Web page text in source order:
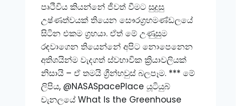
පෘථිවිය කියන්නේ ජීවත් වීමට සුදුසු
උෂ්ණත්වයක් තියෙන සෞරග්‍රහමණ්ඩලයේ
සිටින එකම ග්‍රහයා. ඒත් මේ උණුසුම
රඳවාගෙන තියෙන්නේ අපිට නොපෙනෙන
අතිශයින්ම වැදගත් ස්වභාවික ක්‍රියාවලියක්
නිසායි – ඒ තමයි ග්‍රීන්හවුස් බලපෑම. *** මේ
ලිපිය, @NASASpacePlace යූටියුබ්
චැනලයේ What Is the Greenhouse